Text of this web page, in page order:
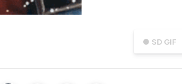
● SD GIF